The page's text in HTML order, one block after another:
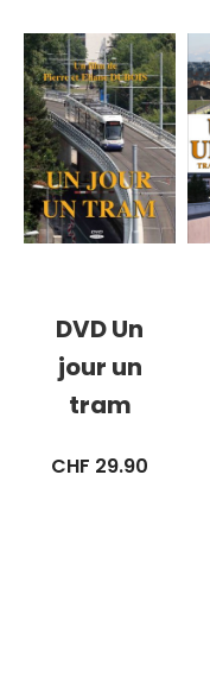
DVD Un
jour un
tram
CHF 29.90